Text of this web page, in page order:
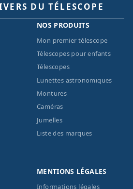
DU TÉLESCOPE
NOS PRODUITS
Mon premier télescope
Télescopes pour enfants
Télescopes
Lunettes astronomiques
Montures
Caméras
Jumelles
Liste des marques
MENTIONS LÉGALES
Informations légales